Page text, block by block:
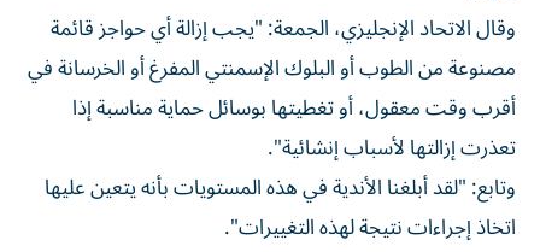
وقال الاتحاد الإنجليزي، الجمعة: "يجب إزالة أي حواجز قائمة
مصنوعة من الطوب أو البلوك الإسمنتي المفرغ أو الخرسانة في
أقرب وقت معقول، أو تغطيتها بوسائل حماية مناسبة إذا
تعذرت إزالتها لأسباب إنشائية".
وتابع: "لقد أبلغنا الأندية في هذه المستويات بأنه يتعين عليها
اتخاذ إجراءات نتيجة لهذه التغييرات".